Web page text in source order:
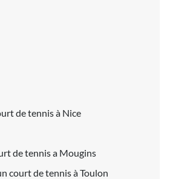
de tennis à Nice
de tennis a Mougins
court de tennis à Toulon